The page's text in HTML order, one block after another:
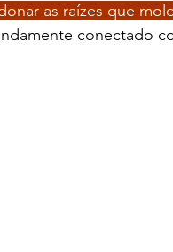
as raízes que
conectado